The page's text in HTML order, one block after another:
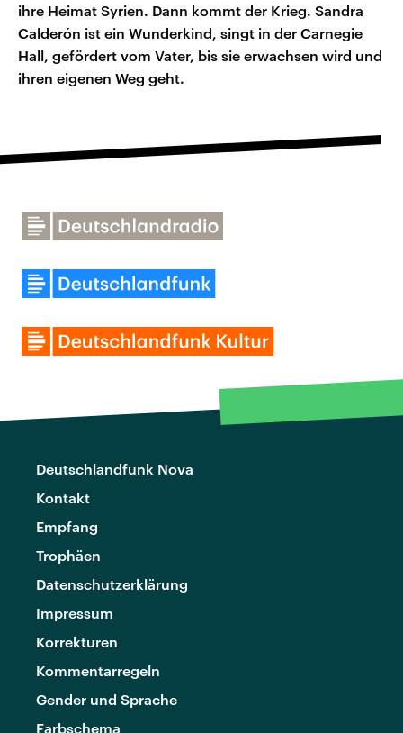
ihre Heimat Syrien. Dann kommt der Krieg. Sandra
Calderón ist ein Wunderkind, singt in der Carnegie
Hall, gefördert vom Vater, bis sie erwachsen wird und
ihren eigenen Weg geht.
Deutschlandfunk Nova
Kontakt
Empfang
Trophäen
Datenschutzerklärung
Impressum
Korrekturen
Kommentarregeln
Gender und Sprache
Farbschema